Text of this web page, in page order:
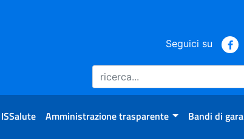
Seguici su
ISSalute Amministrazione trasparente Bandi di gara